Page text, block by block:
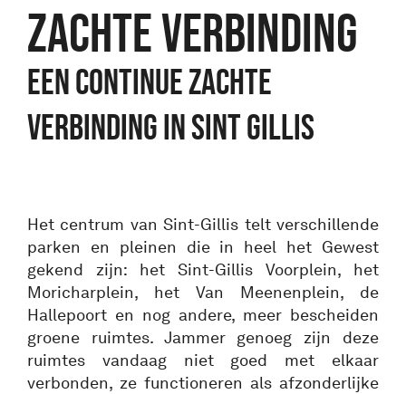
ZACHTE VERBINDING
EEN CONTINUE ZACHTE
VERBINDING IN SINT GILLIS
Het centrum van Sint-Gillis telt verschillende
parken en pleinen die in heel het Gewest
gekend zijn: het Sint-Gillis Voorplein, het
Moricharplein, het Van Meenenplein, de
Hallepoort en nog andere, meer bescheiden
groene ruimtes. Jammer genoeg zijn deze
ruimtes vandaag niet goed met elkaar
verbonden, ze functioneren als afzonderlijke